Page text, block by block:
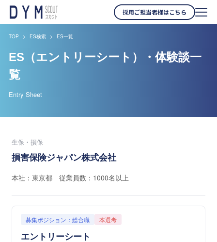
採用ご担当者様はこちら
TOP ES検索 ES一覧
ES（エントリーシート）・体験談一
覧
Entry Sheet
生保・損保
損害保険ジャパン株式会社
本社：東京都 従業員数：1000名以上
募集ポジション：総合職 本選考
エントリーシート